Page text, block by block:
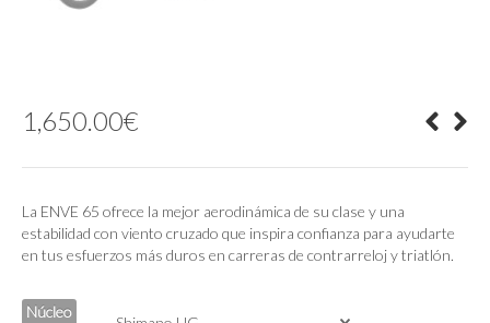
1,650.00€
La ENVE 65 ofrece la mejor aerodinámica de su clase y una
estabilidad con viento cruzado que inspira confianza para ayudarte
en tus esfuerzos más duros en carreras de contrarreloj y triatlón.
Núcleo